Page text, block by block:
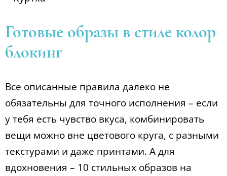
Готовые образы в стиле колор
блокинг
Все описанные правила далеко не
обязательны для точного исполнения – если
у тебя есть чувство вкуса, комбинировать
вещи можно вне цветового круга, с разными
текстурами и даже принтами. А для
вдохновения – 10 стильных образов на